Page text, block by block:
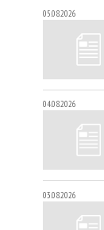
05.08.2026
04.08.2026
03.08.2026